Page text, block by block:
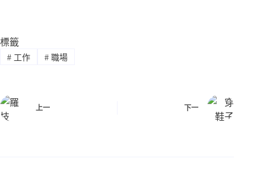
標籤
#工作 #職場
上一 下一